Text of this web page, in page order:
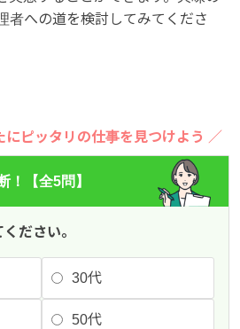
者への道を検討してみてくださ
にピッタリの仕事を見つけよう ／
！【全5問】
ださい。
30代
50代